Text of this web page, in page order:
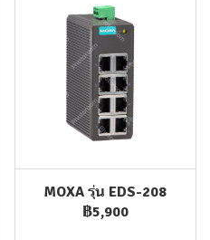
MOXA รุ่น EDS-208
฿5,900